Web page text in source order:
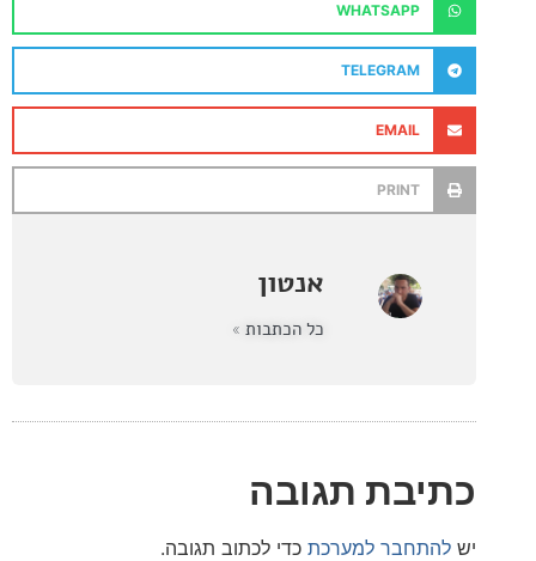
WHATSAPP
TELEGRAM
אנטון
תגובה
למערכתכדי לכתוב תגובה.